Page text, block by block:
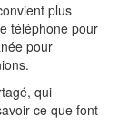
plus
téléphone pour
pour
qui
ce que font